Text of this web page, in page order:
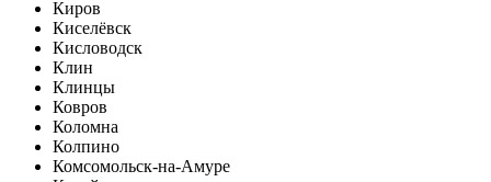
Киров
Киселёвск
Кисловодск
Клин
Клинцы
Ковров
Коломна
Колпино
Комсомольск-на-Амуре